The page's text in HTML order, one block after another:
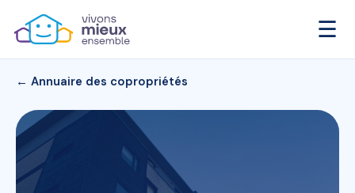
☰
← Annuaire des copropriétés